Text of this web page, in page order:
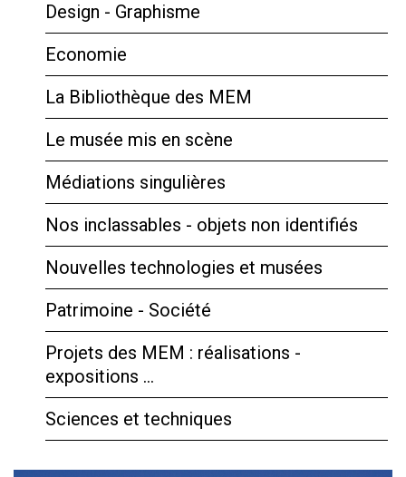
Design - Graphisme
Economie
La Bibliothèque des MEM
Le musée mis en scène
Médiations singulières
Nos inclassables - objets non identifiés
Nouvelles technologies et musées
Patrimoine - Société
Projets des MEM : réalisations -
expositions …
Sciences et techniques